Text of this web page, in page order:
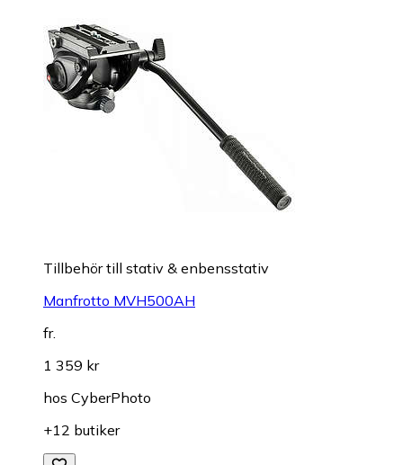
Tillbehör till stativ & enbensstativ
Manfrotto MVH500AH
fr.
1 359 kr
hos CyberPhoto
+12 butiker